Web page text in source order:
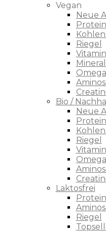
Vegan
Neue
Riegel
Bio /
Neue
Riegel
Laktosfrei
Riegel